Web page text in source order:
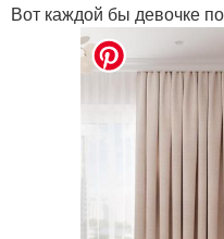
Вот каждой бы девочке